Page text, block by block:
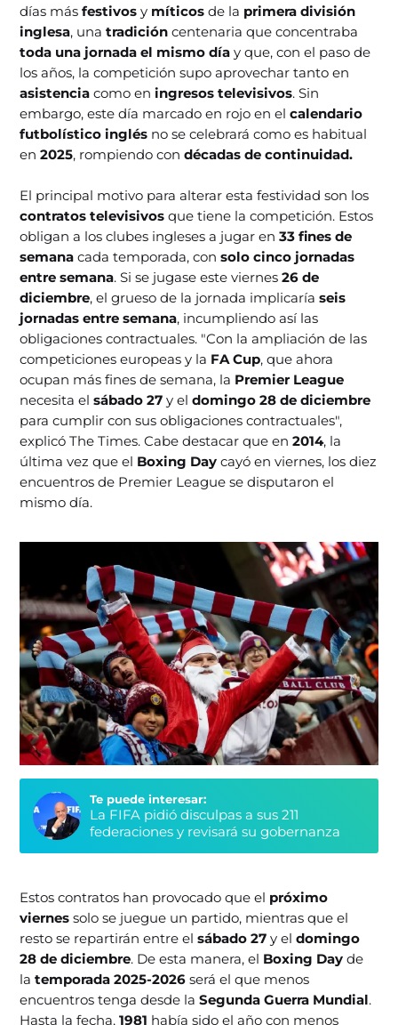
días másfestivos y míticos de la primera división
inglesa, unatradición centenaria que concentraba
toda una jornada el mismo día y que, con el paso de
los años, la competición supo aprovechar tanto en
asistencia como eningresos televisivos. Sin
embargo, este día marcado en rojo en elcalendario
futbolístico inglés no se celebrará como es habitual
en2025, rompiendo condécadas de continuidad.
El principal motivo para alterar esta festividad son los
contratos televisivos que tiene la competición. Estos
obligan a los clubes ingleses a jugar en33 fines de
semana cada temporada, consolo cinco jornadas
entre semana. Si se jugase este viernes26 de
diciembre, el grueso de la jornada implicaríaseis
jornadas entre semana, incumpliendo así las
obligaciones contractuales. "Con la ampliación de las
competiciones europeas y la FA Cup, que ahora
ocupan más fines de semana, la Premier League
necesita elsábado 27 y eldomingo 28 de diciembre
para cumplir con sus obligaciones contractuales",
explicó The Times. Cabe destacar que en2014, la
última vez que el Boxing Day cayó en viernes, los diez
encuentros de Premier League se disputaron el
mismo día.
Te puede interesar:
La FIFA pidió disculpas a sus 211
federaciones y revisará su gobernanza
Estos contratos han provocado que el próximo
viernes solo se juegue un partido, mientras que el
resto se repartirán entre elsábado 27 y eldomingo
28 de diciembre. De esta manera, el Boxing Day de
latemporada 2025-2026 será el que menos
encuentros tenga desde laSegunda Guerra Mundial.
Hasta la fecha,1981 había sido el año con menos